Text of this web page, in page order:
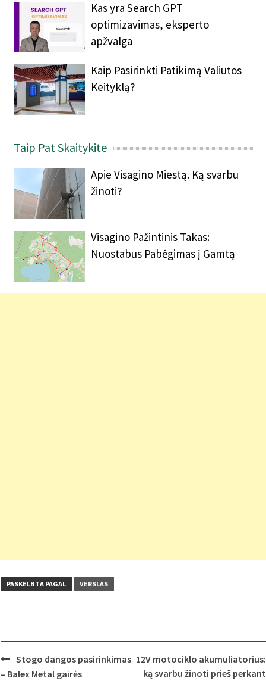
Kas yra Search GPT
optimizavimas, eksperto
apžvalga
Kaip Pasirinkti Patikimą Valiutos
Keityklą?
Taip Pat Skaitykite
Apie Visagino Miestą. Ką svarbu
žinoti?
Visagino Pažintinis Takas:
Nuostabus Pabėgimas į Gamtą
PASKELBTA PAGAL VERSLAS
Post
navigation
Stogo dangos pasirinkimas
– Balex Metal gairės
12V motociklo akumuliatorius:
ką svarbu žinoti prieš perkant